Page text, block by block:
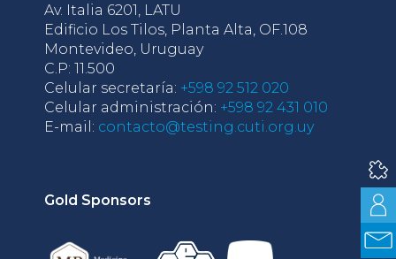
Av. Italia 6201, LATU
Edificio Los Tilos, Planta Alta, OF.108
Montevideo, Uruguay
C.P: 11.500
Celular secretaría: +598 92 512 020
Celular administración: +598 92 431 010
E-mail: contacto@testing.cuti.org.uy
Gold Sponsors